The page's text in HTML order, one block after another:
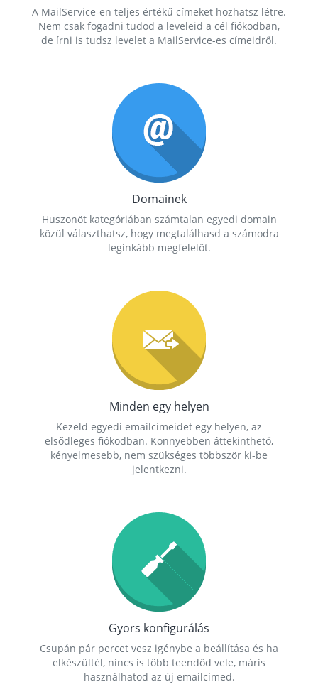
A MailService-en teljes értékű címeket hozhatsz létre.
Nem csak fogadni tudod a leveleid a cél fiókodban,
de írni is tudsz levelet a MailService-es címeidről.
Domainek
Huszonöt kategóriában számtalan egyedi domain
közül választhatsz, hogy megtalálhasd a számodra
leginkább megfelelőt.
Minden egy helyen
Kezeld egyedi emailcímeidet egy helyen, az
elsődleges fiókodban. Könnyebben áttekinthető,
kényelmesebb, nem szükséges többször ki-be
jelentkezni.
Gyors konfigurálás
Csupán pár percet vesz igénybe a beállítása és ha
elkészültél, nincs is több teendőd vele, máris
használhatod az új emailcímed.